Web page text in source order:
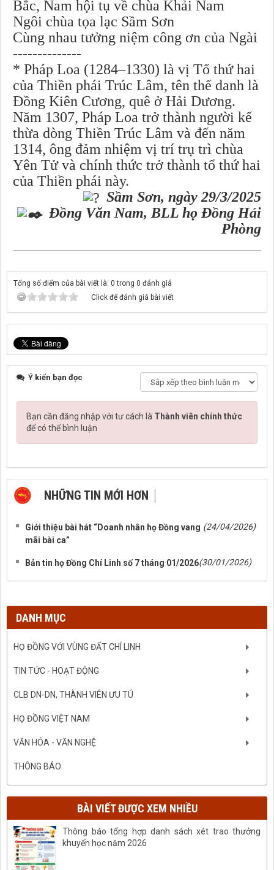
Bắc, Nam hội tụ về chùa Khải Nam
Ngôi chùa tọa lạc Sầm Sơn
Cùng nhau tưởng niệm công ơn của Ngài
--------------
* Pháp Loa (1284–1330) là vị Tổ thứ hai
của Thiền phái Trúc Lâm, tên thế danh là
Đồng Kiên Cương, quê ở Hải Dương.
Năm 1307, Pháp Loa trở thành người kế
thừa dòng Thiền Trúc Lâm và đến năm
1314, ông đảm nhiệm vị trí trụ trì chùa
Yên Tử và chính thức trở thành tổ thứ hai
của Thiền phái này.
Sầm Sơn, ngày 29/3/2025
Đồng Văn Nam, BLL họ Đồng Hải
Phòng
Tổng số điểm của bài viết là: 0 trong 0 đánh giá
Click để đánh giá bài viết
Ý kiến bạn đọc
Bạn cần đăng nhập với tư cách là Thành viên chính thức
để có thể bình luận
NHỮNG TIN MỚI HƠN
Giới thiệu bài hát “Doanh nhân họ Đồng vang
mãi bài ca”
(24/04/2026)
Bản tin họ Đồng Chí Linh số 7 tháng 01/2026(30/01/2026)
DANH MỤC
HỌ ĐỒNG VỚI VÙNG ĐẤT CHÍ LINH
TIN TỨC - HOẠT ĐỘNG
CLB DN-DN, THÀNH VIÊN ƯU TÚ
HỌ ĐỒNG VIỆT NAM
VĂN HÓA - VĂN NGHỆ
THÔNG BÁO
BÀI VIẾT ĐƯỢC XEM NHIỀU
Thông báo tổng hợp danh sách xét trao thưởng
khuyến học năm 2026